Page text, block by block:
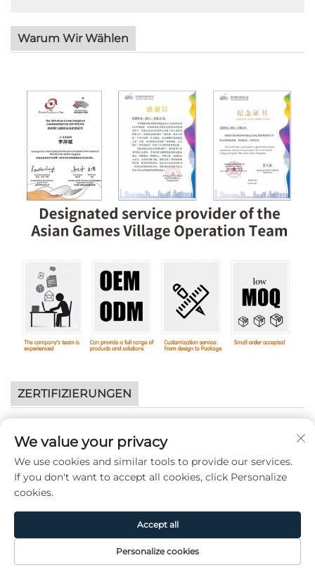
Warum Wir Wählen
ZERTIFIZIERUNGEN
Startseite Produkt Über uns Kontakt
We value your privacy
We use cookies and similar tools to provide our services.
If you don't want to accept all cookies, click Personalize
cookies.
Personalize cookies
Accept all